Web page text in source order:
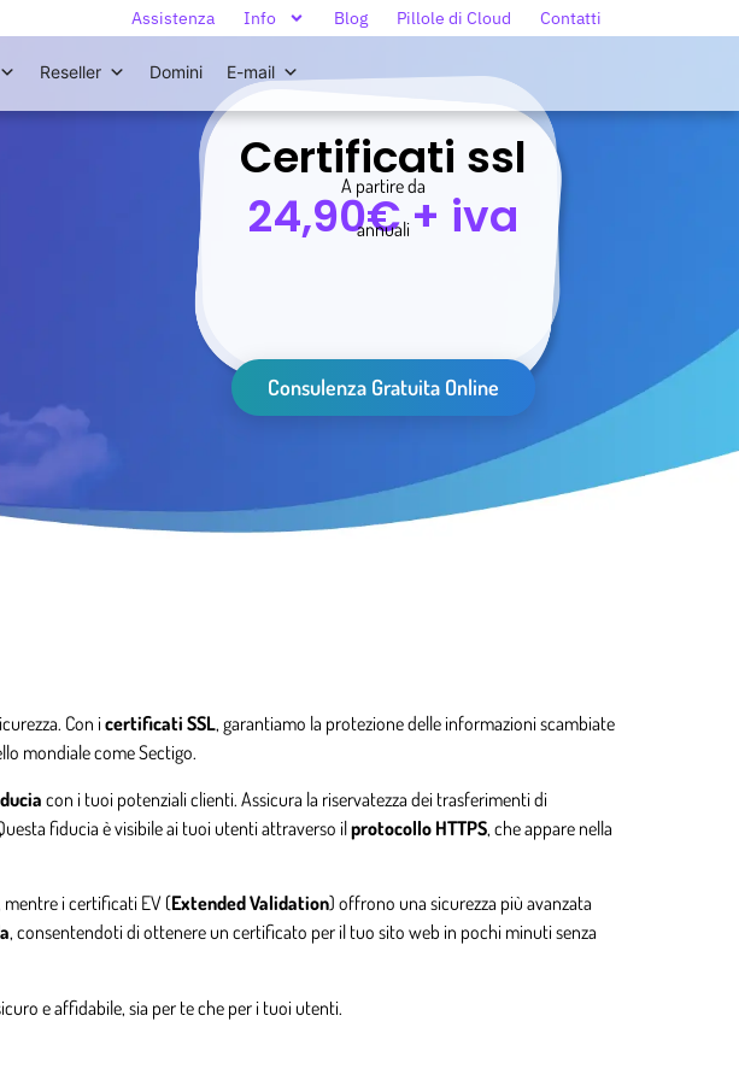
Assistenza Info Blog Pillole di Cloud Contatti
Reseller Domini E-mail
Certificati ssl
A partire da
24,90€ + iva
annuali
Consulenza Gratuita Online
Con icertificati SSL, garantiamo la protezione delle informazioni scambiate
mondiale come Sectigo.
con i tuoi potenziali clienti. Assicura la riservatezza dei trasferimenti di
fiducia è visibile ai tuoi utenti attraverso ilprotocollo HTTPS, che appare nella
mentre i certificati EV (Extended Validation) offrono una sicurezza più avanzata
, consentendoti di ottenere un certificato per il tuo sito web in pochi minuti senza
e affidabile, sia per te che per i tuoi utenti.